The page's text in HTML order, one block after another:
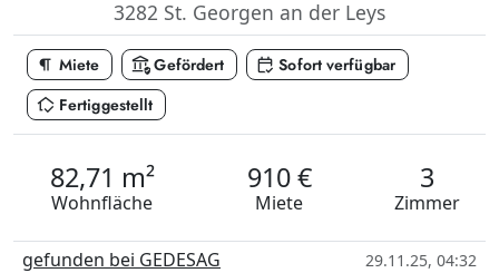
3282 St. Georgen an der Leys
format_paragraph Miete assured_workloadGefördert calendar_check Sofort verfügbar
in_home_mode Fertiggestellt
82,71 m²
Wohnfläche
910 €
Miete
3
Zimmer
gefunden bei GEDESAG 29.11.25, 04:32